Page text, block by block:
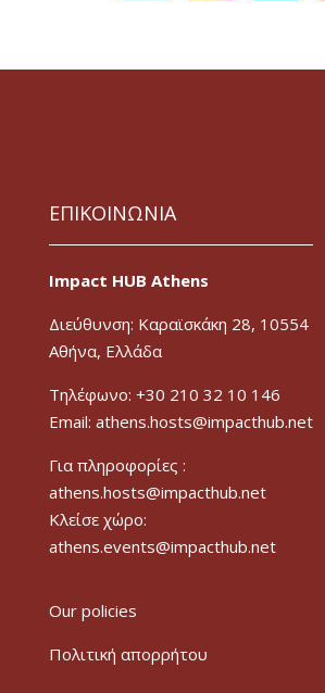
ΕΠΙΚΟΙΝΩΝΙΑ
Impact HUB Athens
Διεύθυνση: Καραϊσκάκη 28, 10554
Αθήνα, Ελλάδα
Τηλέφωνο: +30 210 32 10 146
Email: athens.hosts@impacthub.net
Για πληροφορίες :
athens.hosts@impacthub.net
Κλείσε χώρο:
athens.events@impacthub.net
Our policies
Πολιτική απορρήτου